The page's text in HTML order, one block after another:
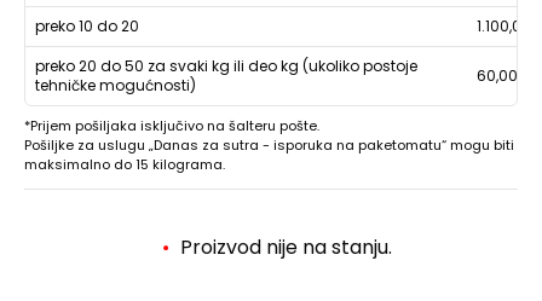
preko 10 do 20
1.100,00
preko 20 do 50 za svaki kg ili deo kg (ukoliko postoje
tehničke mogućnosti)
60,00
*Prijem pošiljaka isključivo na šalteru pošte.
Pošiljke za uslugu „Danas za sutra - isporuka na paketomatu“ mogu biti
maksimalno do 15 kilograma.
Proizvod nije na stanju.